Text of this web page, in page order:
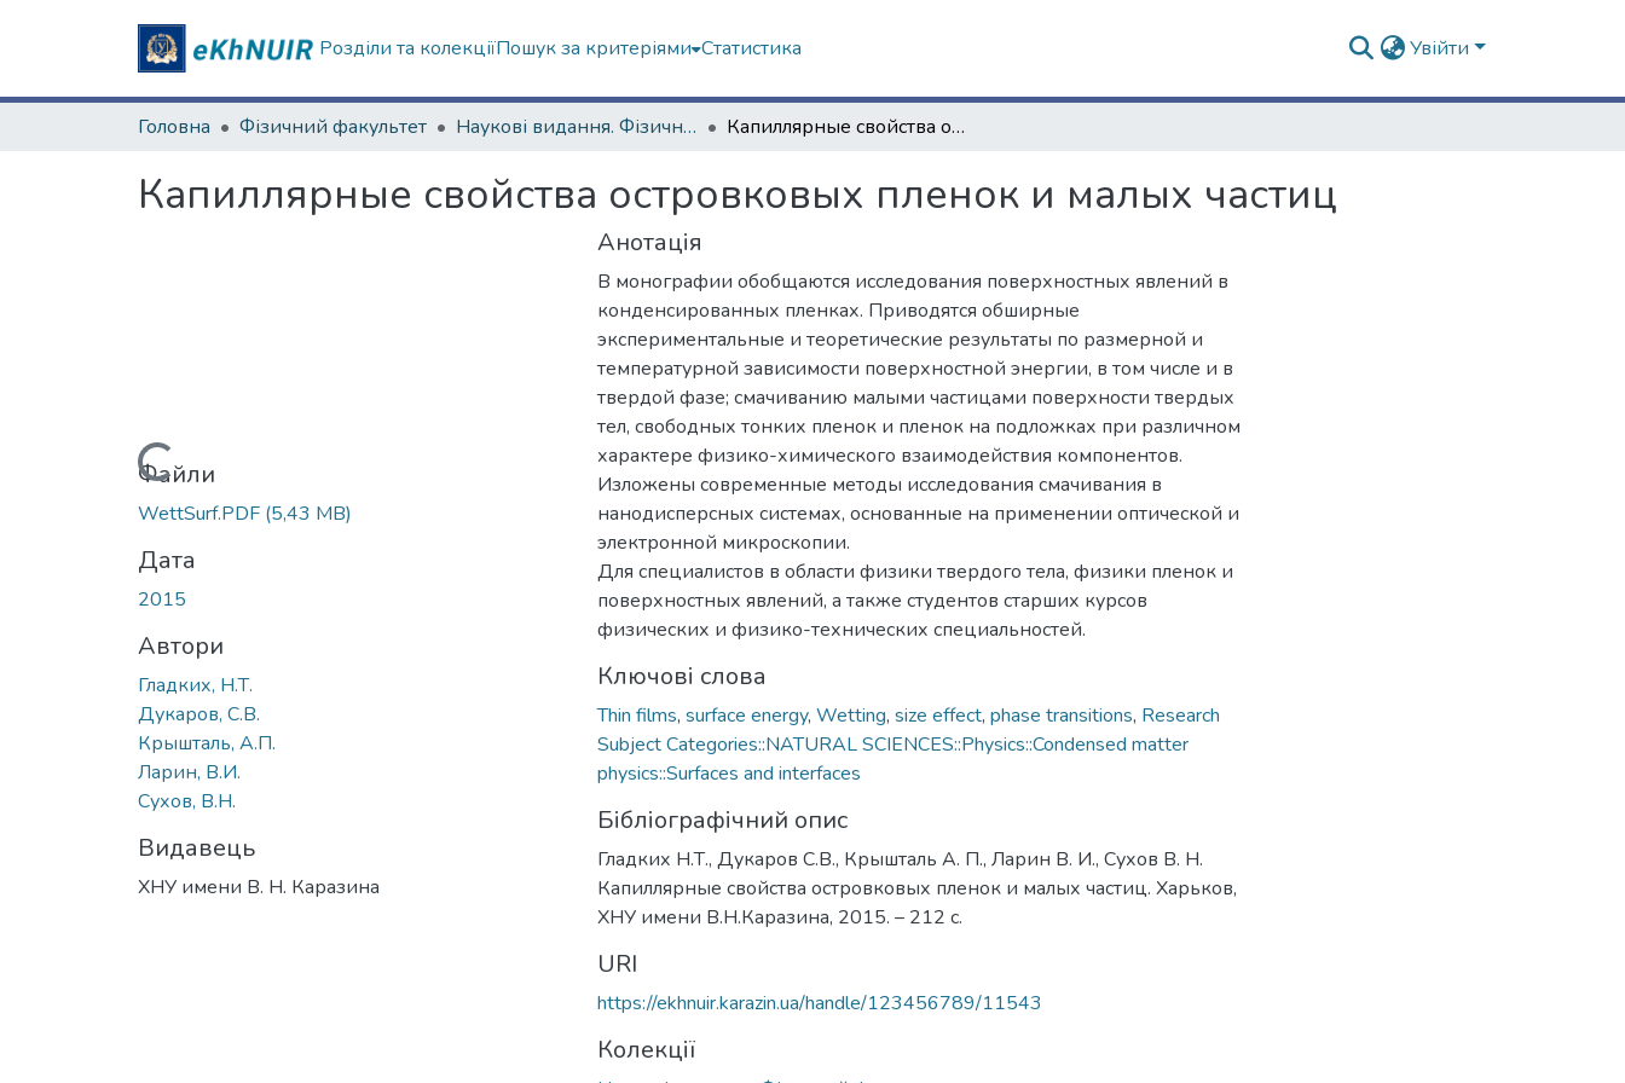
Розділи та колекціїПошук за критеріями Статистика Увійти
Головна Фізичний факультет Наукові видання. Фізичний факультет Капиллярные свойства островковых пленок и малых частиц
Капиллярные свойства островковых пленок и малых частиц
Вантажиться...
Файли
WettSurf.PDF (5,43 MB)
Дата
2015
Автори
Гладких, Н.Т.
Дукаров, С.В.
Крышталь, А.П.
Ларин, В.И.
Сухов, В.Н.
Видавець
ХНУ имени В. Н. Каразина
Анотація
В монографии обобщаются исследования поверхностных явлений в
конденсированных пленках. Приводятся обширные
экспериментальные и теоретические результаты по размерной и
температурной зависимости поверхностной энергии, в том числе и в
твердой фазе; смачиванию малыми частицами поверхности твердых
тел, свободных тонких пленок и пленок на подложках при различном
характере физико-химического взаимодействия компонентов.
Изложены современные методы исследования смачивания в
нанодисперсных системах, основанные на применении оптической и
электронной микроскопии.
Для специалистов в области физики твердого тела, физики пленок и
поверхностных явлений, а также студентов старших курсов
физических и физико-технических специальностей.
Ключові слова
Thin films, surface energy, Wetting, size effect, phase transitions, Research
Subject Categories::NATURAL SCIENCES::Physics::Condensed matter
physics::Surfaces and interfaces
Бібліографічний опис
Гладких Н.Т., Дукаров С.В., Крышталь А. П., Ларин В. И., Сухов В. Н.
Капиллярные свойства островковых пленок и малых частиц. Харьков,
ХНУ имени В.Н.Каразина, 2015. – 212 с.
URI
https://ekhnuir.karazin.ua/handle/123456789/11543
Колекції